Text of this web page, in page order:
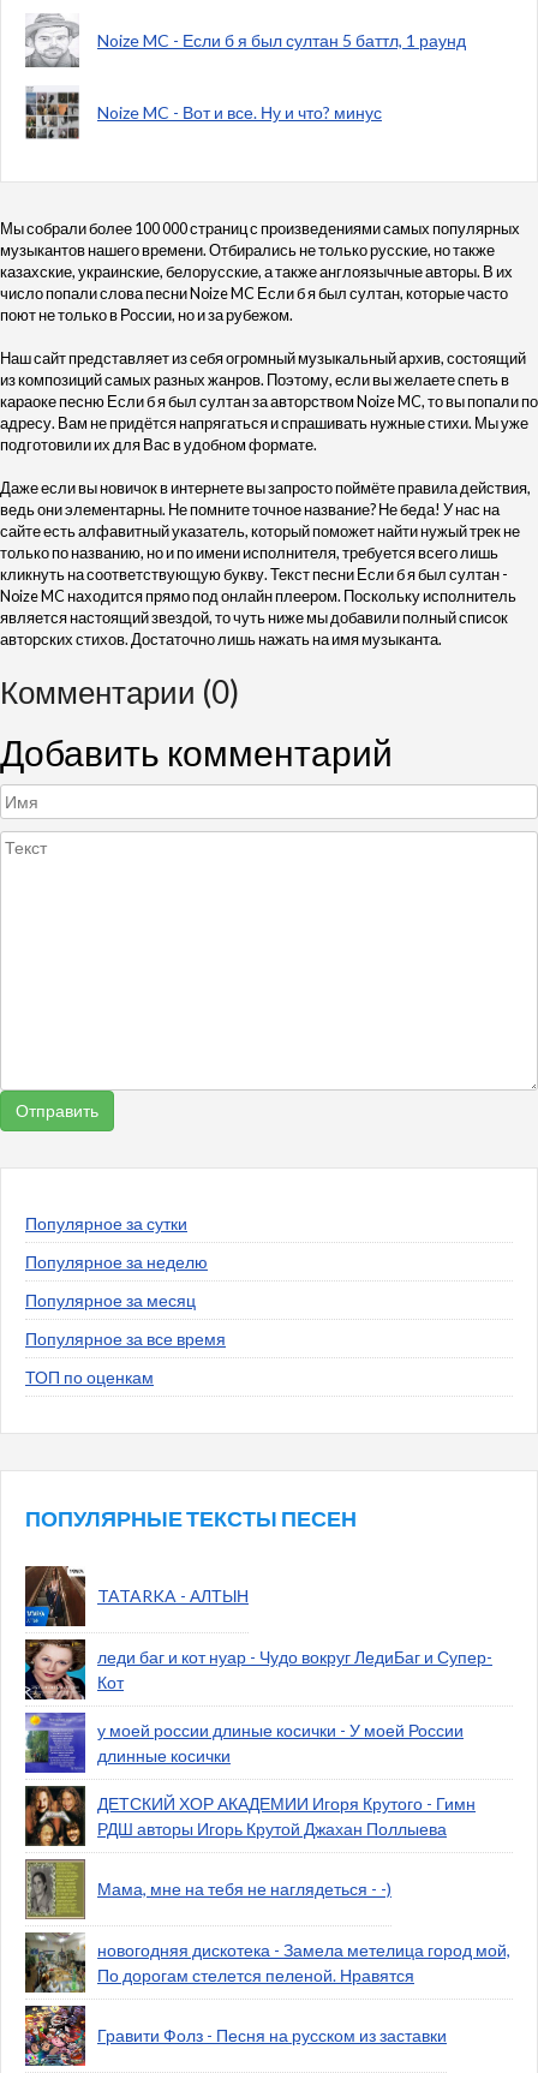
Noize MC - Если б я был султан 5 баттл, 1 раунд
Noize MC - Вот и все. Ну и что? минус
Мы собрали более 100 000 страниц с произведениями самых популярных
музыкантов нашего времени. Отбирались не только русские, но также
казахские, украинские, белорусские, а также англоязычные авторы. В их
число попали слова песни Noize MC Если б я был султан, которые часто
поют не только в России, но и за рубежом.
Наш сайт представляет из себя огромный музыкальный архив, состоящий
из композиций самых разных жанров. Поэтому, если вы желаете спеть в
караоке песню Если б я был султан за авторством Noize MC, то вы попали по
адресу. Вам не придётся напрягаться и спрашивать нужные стихи. Мы уже
подготовили их для Вас в удобном формате.
Даже если вы новичок в интернете вы запросто поймёте правила действия,
ведь они элементарны. Не помните точное название? Не беда! У нас на
сайте есть алфавитный указатель, который поможет найти нужый трек не
только по названию, но и по имени исполнителя, требуется всего лишь
кликнуть на соответствующую букву. Текст песни Если б я был султан -
Noize MC находится прямо под онлайн плеером. Поскольку исполнитель
является настоящий звездой, то чуть ниже мы добавили полный список
авторских стихов. Достаточно лишь нажать на имя музыканта.
Комментарии (0)
Добавить комментарий
Популярное за сутки
Популярное за неделю
Популярное за месяц
Популярное за все время
ТОП по оценкам
ПОПУЛЯРНЫЕ ТЕКСТЫ ПЕСЕН
TATARKA - АЛТЫН
леди баг и кот нуар - Чудо вокруг ЛедиБаг и Супер-
Кот
у моей россии длиные косички - У моей России
длинные косички
ДЕТСКИЙ ХОР АКАДЕМИИ Игоря Крутого - Гимн
РДШ авторы Игорь Крутой Джахан Поллыева
Мама, мне на тебя не наглядеться - -)
новогодняя дискотека - Замела метелица город мой,
По дорогам стелется пеленой. Нравятся
Гравити Фолз - Песня на русском из заставки